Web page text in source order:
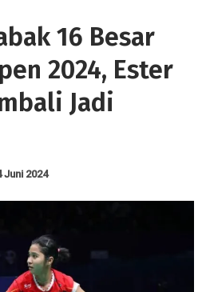
16 Besar
2024, Ester
Jadi
Juni 2024